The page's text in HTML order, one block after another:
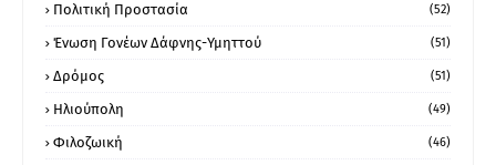
Πολιτική Προστασία (52)
Ένωση Γονέων Δάφνης-Υμηττού (51)
Δρόμος (51)
Ηλιούπολη (49)
Φιλοζωική (46)